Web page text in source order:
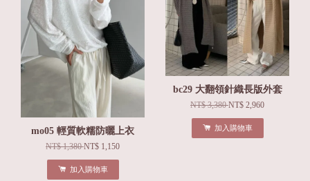
mo05 輕質軟糯防曬上衣
NT$ 1,380NT$ 1,150
加入購物車
bc29 大翻領針織長版外套
NT$ 3,380NT$ 2,960
加入購物車